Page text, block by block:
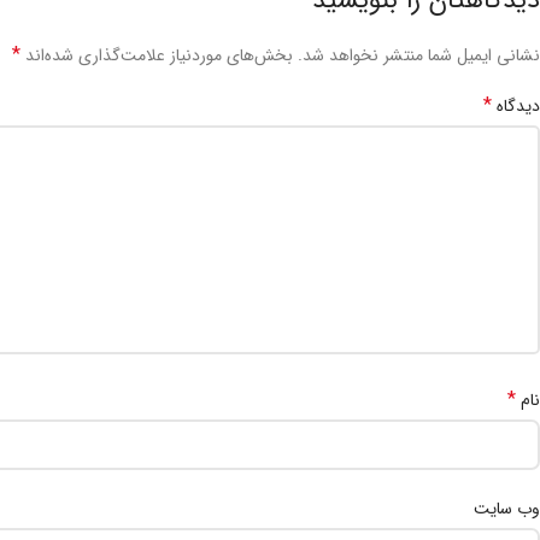
نشانی ایمیل شما منتشر نخواهد شد. بخش‌های موردنیاز علامت‌گذاری شده‌اند *
دیدگاه*
نام*
وب‌ سایت